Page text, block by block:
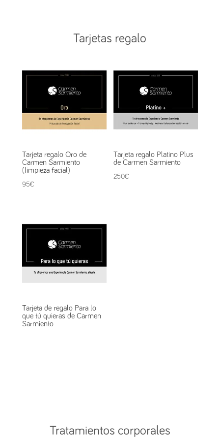
Tarjetas regalo
Tarjeta regalo Oro de
Carmen Sarmiento
(limpieza facial)
95€
Tarjeta regalo Platino Plus
de Carmen Sarmiento
250€
Tarjeta de regalo Para lo
que tú quieras de Carmen
Sarmiento
Tratamientos corporales